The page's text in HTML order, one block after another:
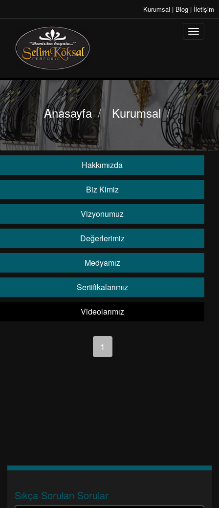
Kurumsal | Blog | İletişim
Anasayfa / Kurumsal /
Hakkımızda
Biz Kimiz
Vizyonumuz
Değerlerimiz
Medyamız
Sertifikalarımız
Videolarımız
1
Sıkça Sorulan Sorular